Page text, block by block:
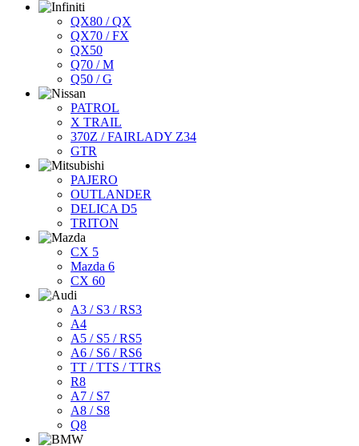
QX80 / QX
QX70 / FX
QX50
Q70 / M
Q50 / G
PATROL
X TRAIL
370Z / FAIRLADY Z34
GTR
PAJERO
OUTLANDER
DELICA D5
TRITON
CX 5
Mazda 6
CX 60
A3 / S3 / RS3
A4
A5 / S5 / RS5
A6 / S6 / RS6
TT / TTS / TTRS
R8
A7 / S7
A8 / S8
Q8